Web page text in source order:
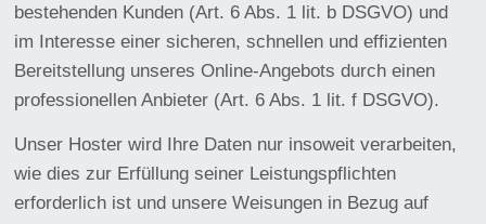
bestehenden Kunden (Art. 6 Abs. 1 lit. b DSGVO) und
im Interesse einer sicheren, schnellen und effizienten
Bereitstellung unseres Online-Angebots durch einen
professionellen Anbieter (Art. 6 Abs. 1 lit. f DSGVO).
Unser Hoster wird Ihre Daten nur insoweit verarbeiten,
wie dies zur Erfüllung seiner Leistungspflichten
erforderlich ist und unsere Weisungen in Bezug auf